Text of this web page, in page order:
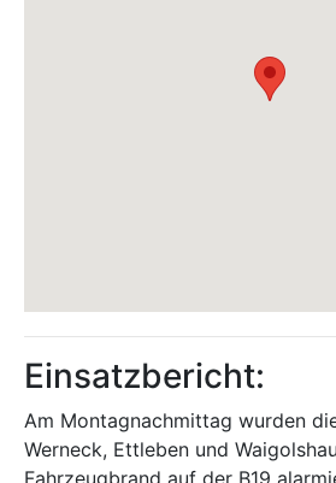
Einsatzbericht:
Am Montagnachmittag wurden
Werneck, Ettleben und
Fahrzeugbrand auf der B19